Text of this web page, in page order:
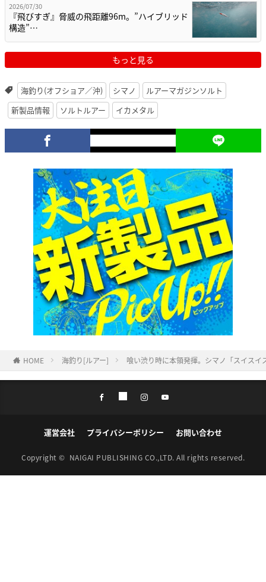
2026/07/30
『飛びすぎ』脅威の飛距離96m。”ハイブリッド
構造”…
もっと見る
海釣り(オフショア／沖) シマノ
ルアーマガジンソルト
新製品情報
ソルトルアー イカメタル
HOME 海釣り[ルアー] 喰い渋り時に本領発揮。シマノ「スイス
運営会社 プライバシーポリシー お問い合わせ
Copyright © NAIGAI PUBLISHING CO.,LTD. All rights reserved.